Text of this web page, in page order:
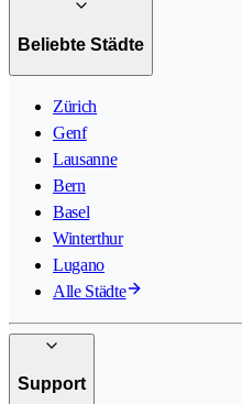
Beliebte Städte
Zürich
Genf
Lausanne
Bern
Basel
Winterthur
Lugano
Alle Städte
Support